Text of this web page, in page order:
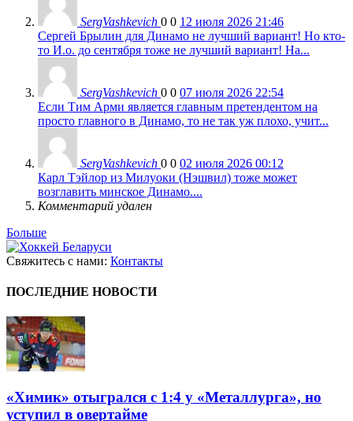
SergVashkevich 0 0 12 июля 2026 21:46
Сергей Брылин для Динамо не лучший вариант! Но кто-
то И.о. до сентября тоже не лучший вариант! На...
SergVashkevich 0 0 07 июля 2026 22:54
Если Тим Арми является главным претендентом на
просто главного в Динамо, то не так уж плохо, учит...
SergVashkevich 0 0 02 июля 2026 00:12
Карл Тэйлор из Милуоки (Нэшвил) тоже может
возглавить минское Динамо....
Комментарий удален
Больше
Свяжитесь с нами: Контакты
ПОСЛЕДНИЕ НОВОСТИ
«Химик» отыгрался с 1:4 у «Металлурга», но
уступил в овертайме